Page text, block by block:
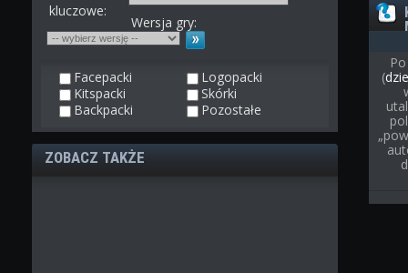
kluczowe:
Wersja gry:
Facepacki
Logopacki
Kitspacki
Skórki
Backpacki
Pozostałe
ZOBACZ TAKŻE
(